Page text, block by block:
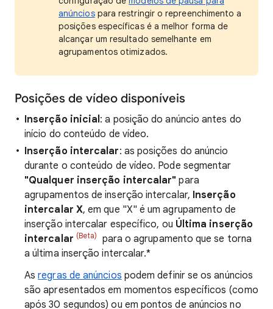
anúnciospara restringir o repreenchimento a
posições específicas é a melhor forma de
alcançar um resultado semelhante em
agrupamentos otimizados.
Posições de vídeo disponíveis
Inserção inicial: a posição do anúncio antes do
início do conteúdo de vídeo.
Inserção intercalar: as posições do anúncio
durante o conteúdo de vídeo. Pode segmentar
"Qualquer inserção intercalar" para
agrupamentos de inserção intercalar, Inserção
intercalar X, em que "X" é um agrupamento de
inserção intercalar específico, ou Última inserção
intercalar (Beta)
para o agrupamento que se torna
a última inserção intercalar.*
Asregras de anúncios podem definir se os anúncios
são apresentados em momentos específicos (como
após 30 segundos) ou em pontos de anúncios no